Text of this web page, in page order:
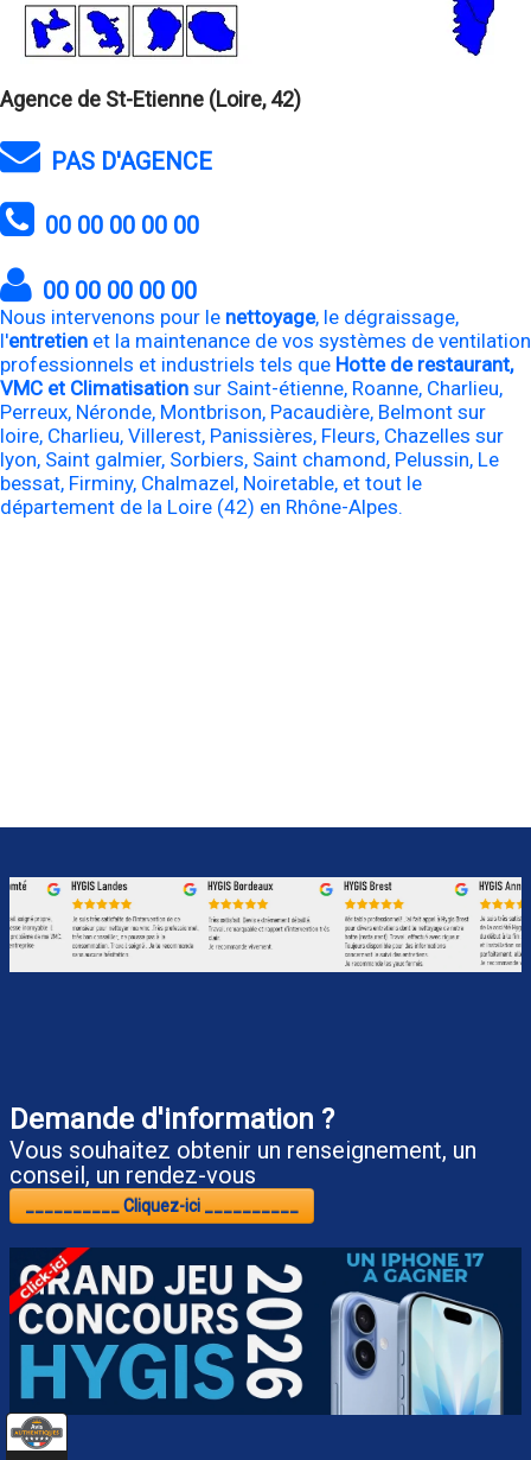
Agence de St-Etienne (Loire, 42)
PAS D'AGENCE
00 00 00 00 00
00 00 00 00 00
Nous intervenons pour le nettoyage, le dégraissage,
l'entretien et la maintenance de vos systèmes de ventilation
professionnels et industriels tels que Hotte de restaurant,
VMC et Climatisation sur Saint-étienne, Roanne, Charlieu,
Perreux, Néronde, Montbrison, Pacaudière, Belmont sur
loire, Charlieu, Villerest, Panissières, Fleurs, Chazelles sur
lyon, Saint galmier, Sorbiers, Saint chamond, Pelussin, Le
bessat, Firminy, Chalmazel, Noiretable, et tout le
département de la Loire (42) en Rhône-Alpes.
Demande d'information ?
Vous souhaitez obtenir un renseignement, un
conseil, un rendez-vous
__________ Cliquez-ici __________